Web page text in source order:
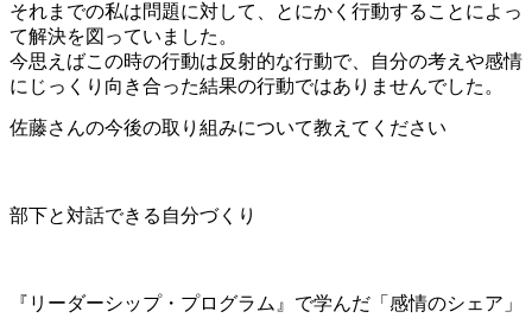
それまでの私は問題に対して、とにかく行動することによっ
て解決を図っていました。
今思えばこの時の行動は反射的な行動で、自分の考えや感情
にじっくり向き合った結果の行動ではありませんでした。
佐藤さんの今後の取り組みについて教えてください
部下と対話できる自分づくり
『リーダーシップ・プログラム』で学んだ「感情のシェア」